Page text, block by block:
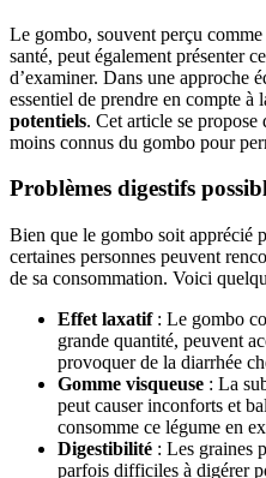
Le gombo, souvent perçu
santé, peut également présenter
d’examiner. Dans une approche
essentiel de prendre en compte à
potentiels. Cet article se propose
moins connus du gombo pour
Problèmes digestifs
Bien que le gombo soit apprécié
certaines personnes peuvent
de sa consommation. Voici
Effet laxatif: Le gombo
grande quantité, peuvent
provoquer de la diarrhée
Gomme visqueuse : La
peut causer inconforts et
consomme ce légume en
Digestibilité : Les graines
parfois difficiles à digérer